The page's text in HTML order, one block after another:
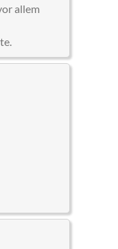
allem